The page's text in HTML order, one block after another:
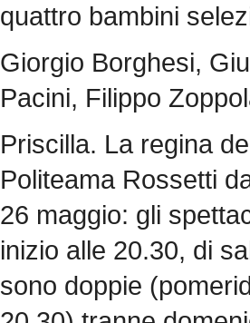
quattro bambini
Giorgio Borghesi,
Pacini, Filippo
Priscilla. La regina
Politeama Rossetti
26 maggio: gli
inizio alle 20.30, di
sono doppie